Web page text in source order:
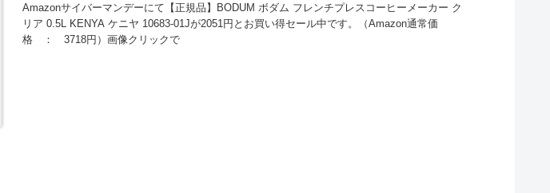
Amazonサイバーマンデーにて【正規品】BODUM ボダム フレンチプレスコーヒーメーカー ク
リア 0.5L KENYA ケニヤ 10683-01Jが2051円とお買い得セール中です。（Amazon通常価
格 ： 3718円）画像クリックで